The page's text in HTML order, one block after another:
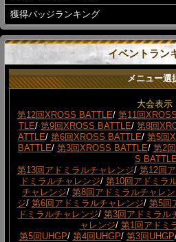
獲得バッジランキング
イベントラン
メニュー選
大会表示
第12回XROSS BATTLE/ 第11回
TLE/ 第9回XROSS BATTLE/ 第8回
ATTLE/ 第6回XROSS BATTLE/ 第5回
BATTLE/ 第3回XROSS BATTLE/ 第2
S BATTLE
第13回アドミラルチャレンジ/ 第12回
ドミラルチャレンジ/ 第10回アドミラ
チャレンジ/ 第8回アドミラルチャレ
ジ/ 第6回アドミラルチャレンジ/ 第5回
ドミラルチャレンジ/ 第3回アドミラル
ャレンジ/ 第1回アドミ
第5回UHGP/ 第4回UHGP/ 第3回UHGP